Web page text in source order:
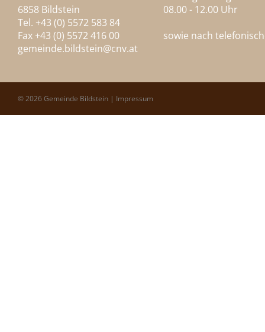
6858 Bildstein
Tel. +43 (0) 5572 583 84
Fax +43 (0) 5572 416 00
gemeinde.bildstein@cnv.at
08.00 - 12.00 Uhr
sowie nach
© 2026 Gemeinde Bildstein | Impressum